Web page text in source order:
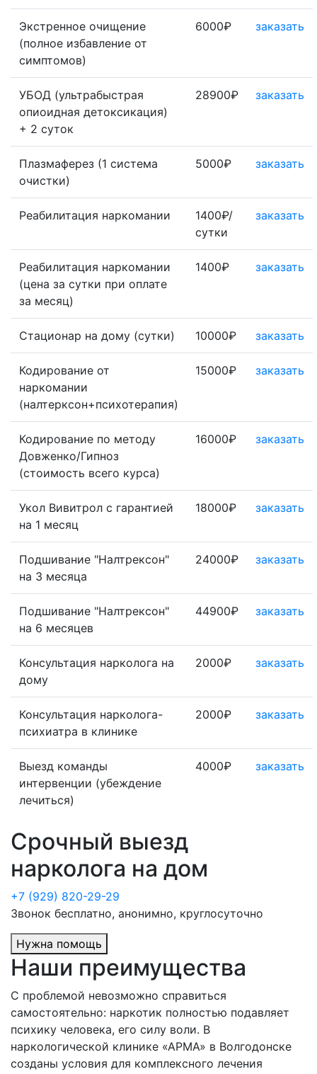
Экстренное очищение
(полное избавление от
симптомов)
6000₽ заказать
УБОД (ультрабыстрая
опиоидная детоксикация)
+ 2 суток
28900₽ заказать
Плазмаферез (1 система
очистки)
5000₽ заказать
Реабилитация наркомании
1400₽/
сутки
заказать
Реабилитация наркомании
(цена за сутки при оплате
за месяц)
1400₽ заказать
Стационар на дому (сутки) 10000₽ заказать
Кодирование от
наркомании
(налтерксон+психотерапия)
15000₽ заказать
Кодирование по методу
Довженко/Гипноз
(стоимость всего курса)
16000₽ заказать
Укол Вивитрол с гарантией
на 1 месяц
18000₽ заказать
Подшивание "Налтрексон"
на 3 месяца
24000₽ заказать
Подшивание "Налтрексон"
на 6 месяцев
44900₽ заказать
Консультация нарколога на
дому
2000₽ заказать
Консультация нарколога-
психиатра в клинике
2000₽ заказать
Выезд команды
интервенции (убеждение
лечиться)
4000₽ заказать
Срочный выезд
нарколога на дом
+7 (929) 820-29-29
Звонок бесплатно, анонимно, круглосуточно
Нужна помощь
Наши преимущества
С проблемой невозможно справиться
самостоятельно: наркотик полностью подавляет
психику человека, его силу воли. В
наркологической клинике «АРМА» в Волгодонске
созданы условия для комплексного лечения